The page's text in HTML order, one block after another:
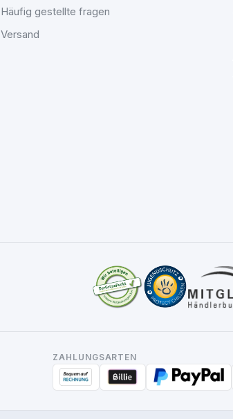
Häufig gestellte fragen
Versand
ZAHLUNGSARTEN